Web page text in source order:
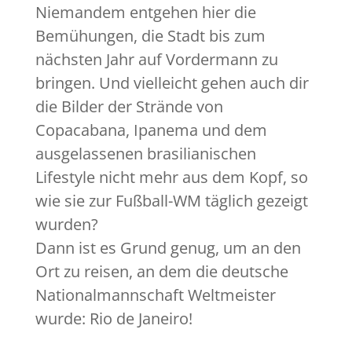
Niemandem entgehen hier die
Bemühungen, die Stadt bis zum
nächsten Jahr auf Vordermann zu
bringen. Und vielleicht gehen auch dir
die Bilder der Strände von
Copacabana, Ipanema und dem
ausgelassenen brasilianischen
Lifestyle nicht mehr aus dem Kopf, so
wie sie zur Fußball-WM täglich gezeigt
wurden?
Dann ist es Grund genug, um an den
Ort zu reisen, an dem die deutsche
Nationalmannschaft Weltmeister
wurde: Rio de Janeiro!